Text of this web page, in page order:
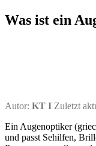
Was ist ein
Autor: KT I Zuletzt
Ein Augenoptiker
und passt Sehilfen,